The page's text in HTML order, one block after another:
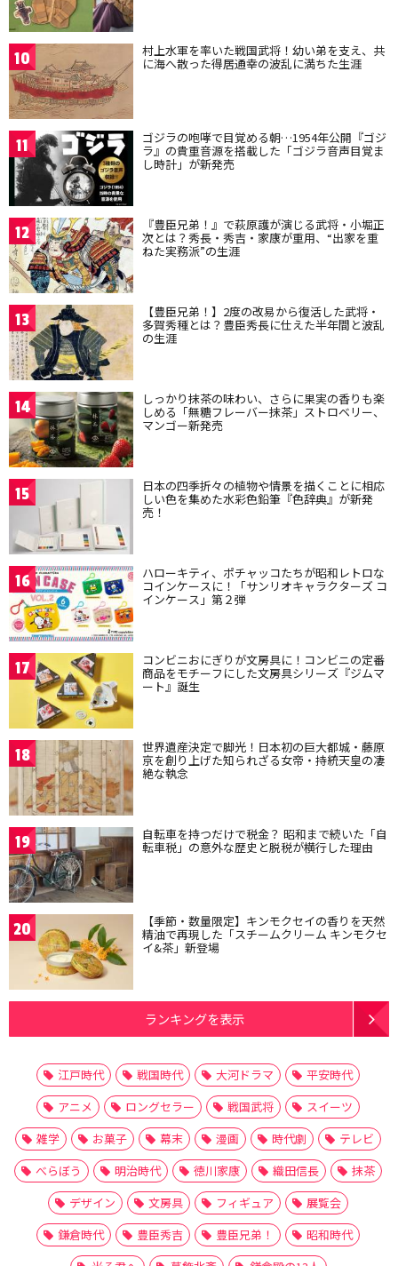
10 村上水軍を率いた戦国武将！幼い弟を支え、共
に海へ散った得居通幸の波乱に満ちた生涯
11 ゴジラの咆哮で目覚める朝…1954年公開『ゴジ
ラ』の貴重音源を搭載した「ゴジラ音声目覚ま
し時計」が新発売
12 『豊臣兄弟！』で萩原護が演じる武将・小堀正
次とは？秀長・秀吉・家康が重用、“出家を重
ねた実務派”の生涯
13 【豊臣兄弟！】2度の改易から復活した武将・
多賀秀種とは？豊臣秀長に仕えた半年間と波乱
の生涯
14 しっかり抹茶の味わい、さらに果実の香りも楽
しめる「無糖フレーバー抹茶」ストロベリー、
マンゴー新発売
15 日本の四季折々の植物や情景を描くことに相応
しい色を集めた水彩色鉛筆『色辞典』が新発
売！
16 ハローキティ、ポチャッコたちが昭和レトロな
コインケースに！「サンリオキャラクターズ コ
インケース」第２弾
17 コンビニおにぎりが文房具に！コンビニの定番
商品をモチーフにした文房具シリーズ『ジムマ
ート』誕生
18 世界遺産決定で脚光！日本初の巨大都城・藤原
京を創り上げた知られざる女帝・持統天皇の凄
絶な執念
19 自転車を持つだけで税金？ 昭和まで続いた「自
転車税」の意外な歴史と脱税が横行した理由
20 【季節・数量限定】キンモクセイの香りを天然
精油で再現した「スチームクリーム キンモクセ
イ&茶」新登場
ランキングを表示
江戸時代 戦国時代 大河ドラマ
平安時代
アニメ
ロングセラー 戦国武将
スイーツ
雑学
お菓子 幕末 漫画 時代劇
テレビ
べらぼう
明治時代 徳川家康 織田信長
抹茶
デザイン
文房具 フィギュア
展覧会
鎌倉時代
豊臣秀吉 豊臣兄弟！
昭和時代